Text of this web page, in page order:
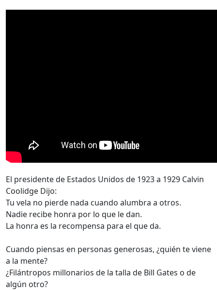
El presidente de Estados Unidos de 1923 a 1929 Calvin
Coolidge Dijo:
Tu vela no pierde nada cuando alumbra a otros.
Nadie recibe honra por lo que le dan.
La honra es la recompensa para el que da.
Cuando piensas en personas generosas, ¿quién te viene
a la mente?
¿Filántropos millonarios de la talla de Bill Gates o de
algún otro?